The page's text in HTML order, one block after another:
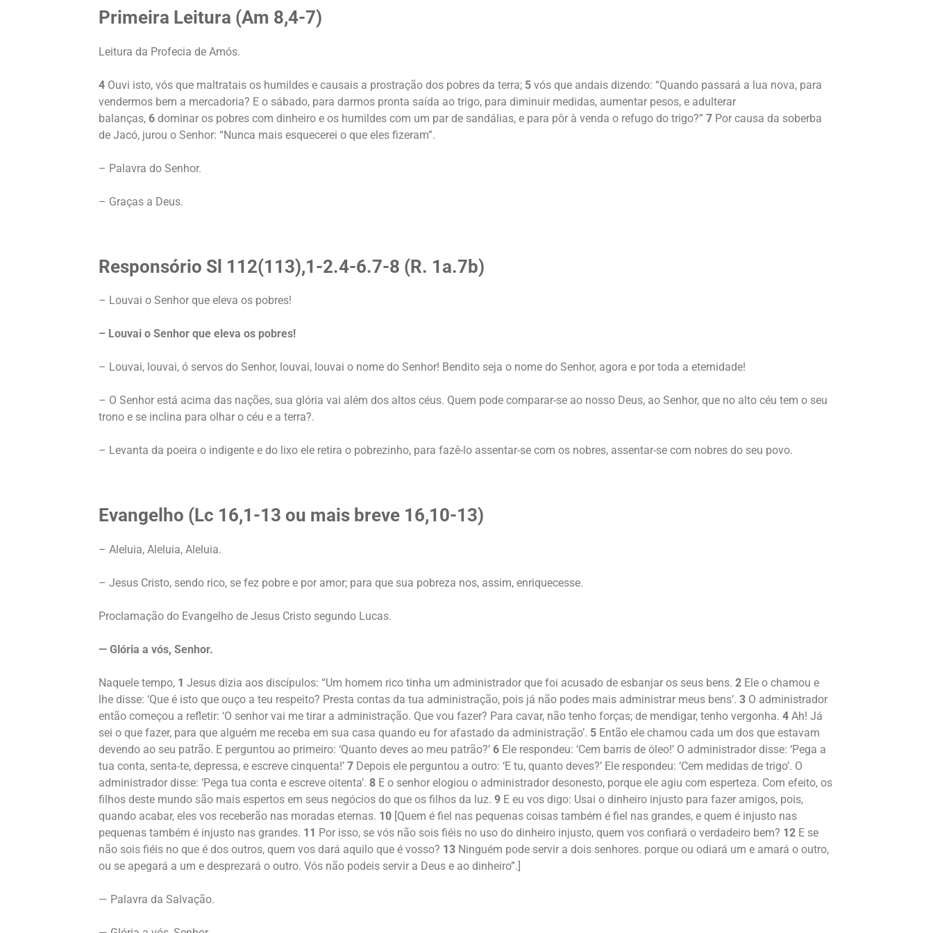
Primeira Leitura (Am 8,4-7)
Leitura da Profecia de Amós.
4 Ouvi isto, vós que maltratais os humildes e causais a prostração dos pobres da terra; 5 vós que andais dizendo: “Quando passará a lua nova, para
vendermos bem a mercadoria? E o sábado, para darmos pronta saída ao trigo, para diminuir medidas, aumentar pesos, e adulterar
balanças, 6 dominar os pobres com dinheiro e os humildes com um par de sandálias, e para pôr à venda o refugo do trigo?” 7 Por causa da soberba
de Jacó, jurou o Senhor: “Nunca mais esquecerei o que eles fizeram”.
– Palavra do Senhor.
– Graças a Deus.
Responsório Sl 112(113),1-2.4-6.7-8 (R. 1a.7b)
– Louvai o Senhor que eleva os pobres!
– Louvai o Senhor que eleva os pobres!
– Louvai, louvai, ó servos do Senhor, louvai, louvai o nome do Senhor! Bendito seja o nome do Senhor, agora e por toda a eternidade!
– O Senhor está acima das nações, sua glória vai além dos altos céus. Quem pode comparar-se ao nosso Deus, ao Senhor, que no alto céu tem o seu
trono e se inclina para olhar o céu e a terra?.
– Levanta da poeira o indigente e do lixo ele retira o pobrezinho, para fazê-lo assentar-se com os nobres, assentar-se com nobres do seu povo.
Evangelho (Lc 16,1-13 ou mais breve 16,10-13)
– Aleluia, Aleluia, Aleluia.
– Jesus Cristo, sendo rico, se fez pobre e por amor; para que sua pobreza nos, assim, enriquecesse.
Proclamação do Evangelho de Jesus Cristo segundo Lucas.
— Glória a vós, Senhor.
Naquele tempo, 1 Jesus dizia aos discípulos: “Um homem rico tinha um administrador que foi acusado de esbanjar os seus bens. 2 Ele o chamou e
lhe disse: ‘Que é isto que ouço a teu respeito? Presta contas da tua administração, pois já não podes mais administrar meus bens’. 3 O administrador
então começou a refletir: ‘O senhor vai me tirar a administração. Que vou fazer? Para cavar, não tenho forças; de mendigar, tenho vergonha. 4 Ah! Já
sei o que fazer, para que alguém me receba em sua casa quando eu for afastado da administração’. 5 Então ele chamou cada um dos que estavam
devendo ao seu patrão. E perguntou ao primeiro: ‘Quanto deves ao meu patrão?’ 6 Ele respondeu: ‘Cem barris de óleo!’ O administrador disse: ‘Pega a
tua conta, senta-te, depressa, e escreve cinquenta!’ 7 Depois ele perguntou a outro: ‘E tu, quanto deves?’ Ele respondeu: ‘Cem medidas de trigo’. O
administrador disse: ‘Pega tua conta e escreve oitenta’. 8 E o senhor elogiou o administrador desonesto, porque ele agiu com esperteza. Com efeito, os
filhos deste mundo são mais espertos em seus negócios do que os filhos da luz. 9 E eu vos digo: Usai o dinheiro injusto para fazer amigos, pois,
quando acabar, eles vos receberão nas moradas eternas. 10 [Quem é fiel nas pequenas coisas também é fiel nas grandes, e quem é injusto nas
pequenas também é injusto nas grandes. 11 Por isso, se vós não sois fiéis no uso do dinheiro injusto, quem vos confiará o verdadeiro bem? 12 E se
não sois fiéis no que é dos outros, quem vos dará aquilo que é vosso? 13 Ninguém pode servir a dois senhores. porque ou odiará um e amará o outro,
ou se apegará a um e desprezará o outro. Vós não podeis servir a Deus e ao dinheiro”.]
— Palavra da Salvação.